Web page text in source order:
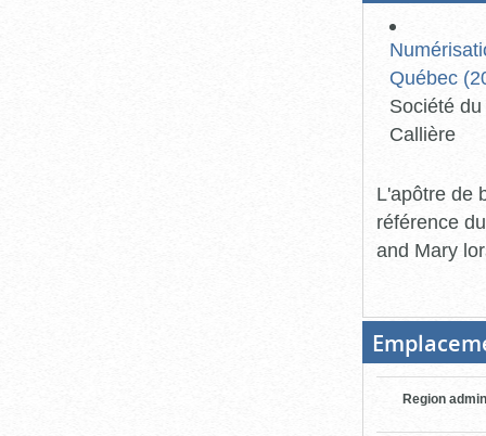
Québec
Société
Callière
L'apôtre de
référence
and Mary
Region